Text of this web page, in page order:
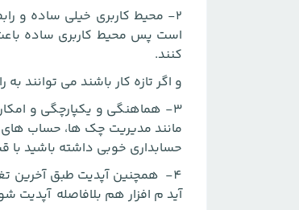
2- محیط کاربری خیلی ساده و
است پس محیط کاربری ساده باعث
کنند.
و اگر تازه کار باشند می توانند به
3- هماهنگی و یکپارچگی و
مانند مدیریت چک ها، حساب های
حسابداری خوبی داشته باشید
4- همچنین آپدیت طبق آخرین
آید م افزار هم بلافاصله آپدیت